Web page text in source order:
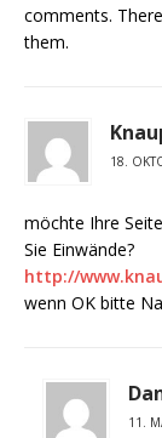
comments.
them.
18.
möchte Ihre
Sie Einwände?
http://
wenn OK bitte
11.